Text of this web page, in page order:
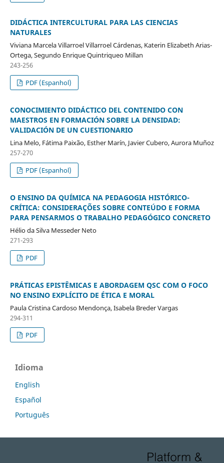
DIDÁCTICA INTERCULTURAL PARA LAS CIENCIAS
NATURALES
Viviana Marcela Villarroel Villarroel Cárdenas, Katerin Elizabeth Arias-
Ortega, Segundo Enrique Quintriqueo Millan
243-256
PDF (Espanhol)
CONOCIMIENTO DIDÁCTICO DEL CONTENIDO CON
MAESTROS EN FORMACIÓN SOBRE LA DENSIDAD:
VALIDACIÓN DE UN CUESTIONARIO
Lina Melo, Fátima Paixão, Esther Marín, Javier Cubero, Aurora Muñoz
257-270
PDF (Espanhol)
O ENSINO DA QUÍMICA NA PEDAGOGIA HISTÓRICO-
CRÍTICA: CONSIDERAÇÕES SOBRE CONTEÚDO E FORMA
PARA PENSARMOS O TRABALHO PEDAGÓGICO CONCRETO
Hélio da Silva Messeder Neto
271-293
PDF
PRÁTICAS EPISTÊMICAS E ABORDAGEM QSC COM O FOCO
NO ENSINO EXPLÍCITO DE ÉTICA E MORAL
Paula Cristina Cardoso Mendonça, Isabela Breder Vargas
294-311
PDF
Idioma
English
Español
Português